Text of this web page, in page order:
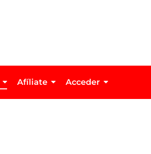
Afíliate Acceder